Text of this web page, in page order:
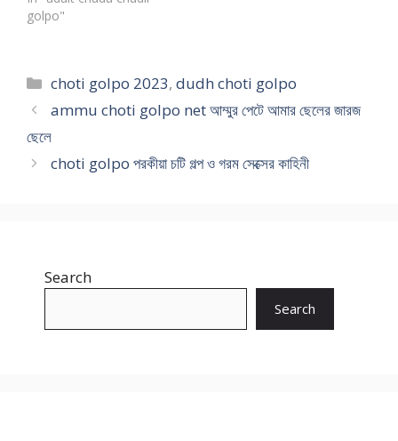
golpo"
Categories
choti golpo 2023,dudh choti golpo
ammu choti golpo net আম্মুর পেটে আমার ছেলের জারজ
ছেলে
choti golpo পরকীয়া চটি গল্প ও গরম সেক্সের কাহিনী
Search
Search